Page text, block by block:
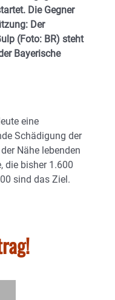
Die Gegner
Der
(Foto: BR) steht
Bayerische
eine
Schädigung der
Nähe lebenden
die bisher 1.600
sind das Ziel.